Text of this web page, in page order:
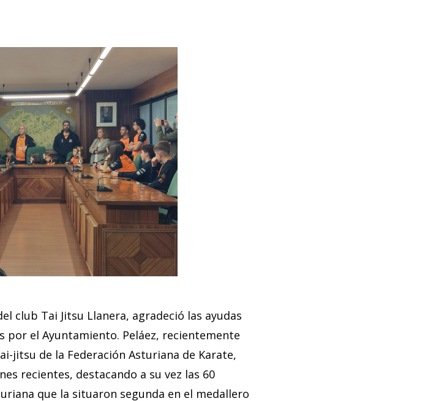
club Tai Jitsu Llanera, agradeció las ayudas
el Ayuntamiento. Peláez, recientemente
jitsu de la Federación Asturiana de Karate,
recientes, destacando a su vez las 60
que la situaron segunda en el medallero